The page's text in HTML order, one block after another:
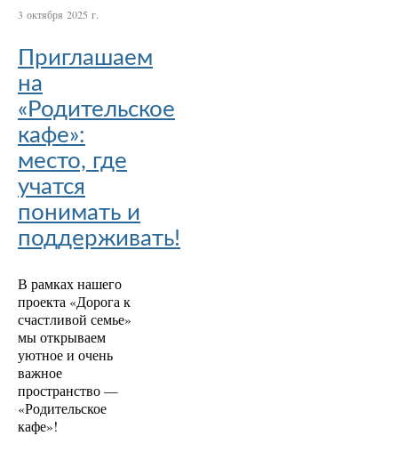
3 октября 2025 г.
Приглашаем
на
«Родительское
кафе»:
место, где
учатся
понимать и
поддерживать!
В рамках нашего
проекта «Дорога к
счастливой семье»
мы открываем
уютное и очень
важное
пространство —
«Родительское
кафе»!